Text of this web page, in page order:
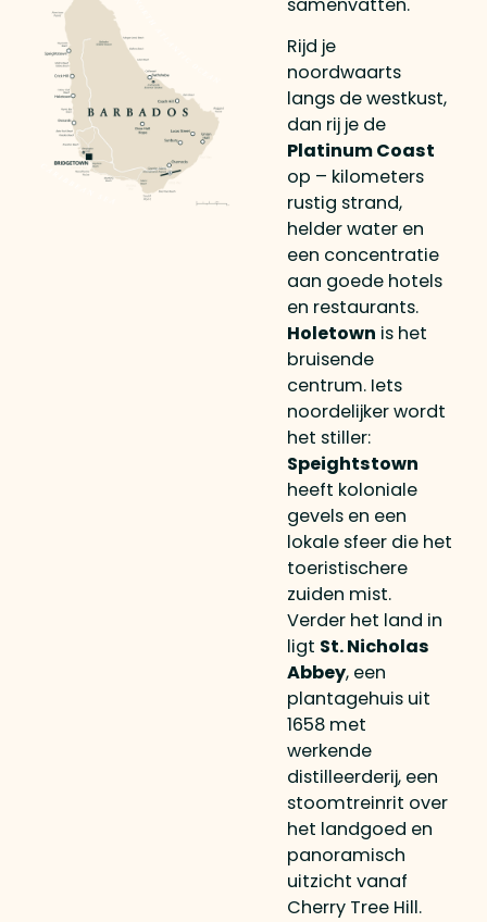
Rijd je
noordwaarts
langs de westkust,
dan rij je de
Platinum Coast
op – kilometers
rustig strand,
helder water en
een concentratie
aan goede hotels
en restaurants.
Holetown is het
bruisende
centrum. Iets
noordelijker wordt
het stiller:
Speightstown
heeft koloniale
gevels en een
lokale sfeer die het
toeristischere
zuiden mist.
Verder het land in
ligt St. Nicholas
Abbey, een
plantagehuis uit
1658 met
werkende
distilleerderij, een
stoomtreinrit over
het landgoed en
panoramisch
uitzicht vanaf
Cherry Tree Hill.